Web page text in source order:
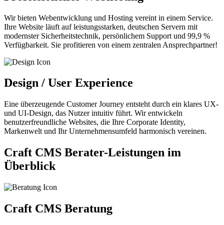
Wir bieten Webentwicklung und Hosting vereint in einem Service.
Ihre Website läuft auf leistungsstarken, deutschen Servern mit
modernster Sicherheitstechnik, persönlichem Support und 99,9 %
Verfügbarkeit. Sie profitieren von einem zentralen Ansprechpartner!
Design / User Experience
Eine überzeugende Customer Journey entsteht durch ein klares UX-
und UI-Design, das Nutzer intuitiv führt. Wir entwickeln
benutzerfreundliche Websites, die Ihre Corporate Identity,
Markenwelt und Ihr Unternehmensumfeld harmonisch vereinen.
Craft CMS Berater-Leistungen im
Überblick
Craft CMS Beratung